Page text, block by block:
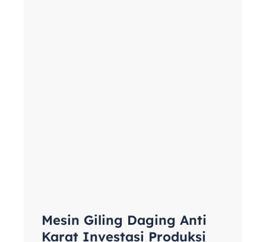
Mesin Giling Daging Anti
Karat Investasi Produksi